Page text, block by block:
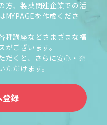
方、製薬関連企業での活
MYPAGEを作成くださ
種講座などさまざまな福
ございます。
だくと、さらに安心・充
だけます。
登録